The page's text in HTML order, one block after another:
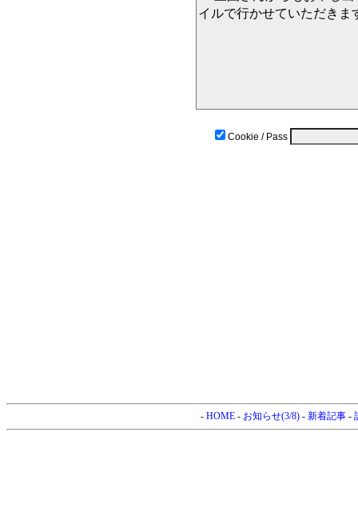
Cookie / Pass
- HOME- お知らせ(3/8)- 新着記事-